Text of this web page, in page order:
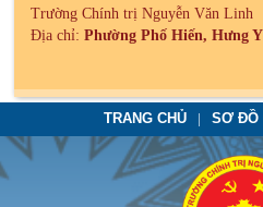
Trường Chính trị Nguyễn Văn Linh
Địa chỉ: Phường Phố Hiến, Hưng
TRANG CHỦ SƠ ĐỒ